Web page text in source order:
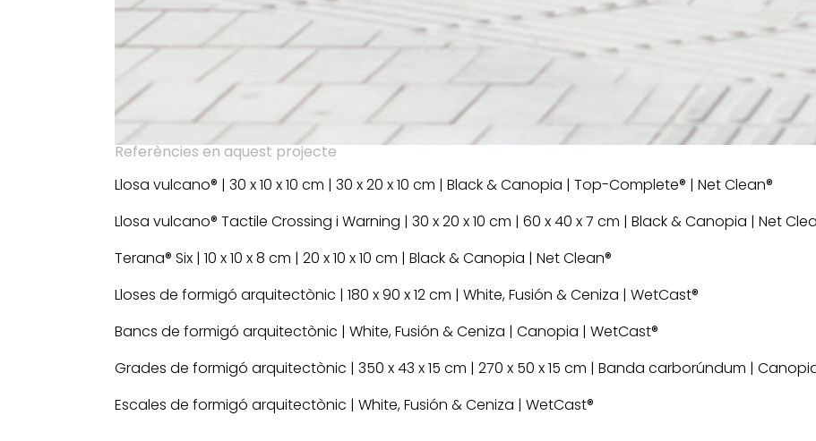
Referències en aquest projecte
Llosa vulcano® | 30 x 10 x 10 cm | 30 x 20 x 10 cm | Black & Canopia | Top-Complete® | Net Clean®
Llosa vulcano® Tactile Crossing i Warning | 30 x 20 x 10 cm | 60 x 40 x 7 cm | Black & Canopia | Net
Terana® Six | 10 x 10 x 8 cm | 20 x 10 x 10 cm | Black & Canopia | Net Clean®
Lloses de formigó arquitectònic | 180 x 90 x 12 cm | White, Fusión & Ceniza | WetCast®
Bancs de formigó arquitectònic | White, Fusión & Ceniza | Canopia | WetCast®
Grades de formigó arquitectònic | 350 x 43 x 15 cm | 270 x 50 x 15 cm | Banda carborúndum |
Escales de formigó arquitectònic | White, Fusión & Ceniza | WetCast®